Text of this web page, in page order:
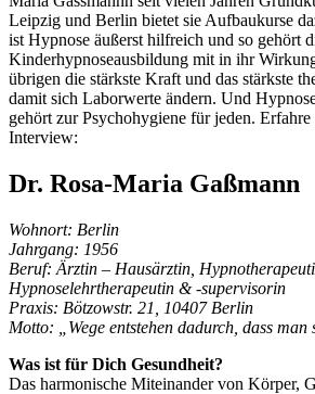
Leipzig und Berlin bietet sie Aufbaukurse
ist Hypnose äußerst hilfreich und so gehört
Kinderhypnoseausbildung mit in ihr
übrigen die stärkste Kraft und das stärkste
damit sich Laborwerte ändern. Und
gehört zur Psychohygiene für jeden.
Interview:
Dr. Rosa-Maria Gaßmann
Wohnort: Berlin
Jahrgang: 1956
Beruf: Ärztin – Hausärztin,
Hypnoselehrtherapeutin & -supervisorin
Praxis: Bötzowstr. 21, 10407 Berlin
Motto: „Wege entstehen dadurch, dass
Was ist für Dich Gesundheit?
Das harmonische Miteinander von Körper,